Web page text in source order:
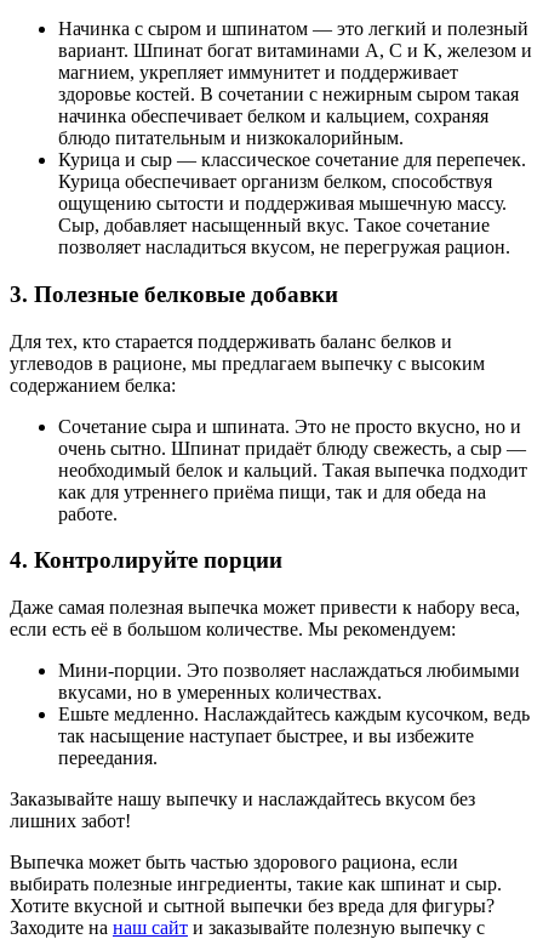
Начинка с сыром и шпинатом — это легкий и полезный
вариант. Шпинат богат витаминами A, C и K, железом и
магнием, укрепляет иммунитет и поддерживает
здоровье костей. В сочетании с нежирным сыром такая
начинка обеспечивает белком и кальцием, сохраняя
блюдо питательным и низкокалорийным.
Курица и сыр — классическое сочетание для перепечек.
Курица обеспечивает организм белком, способствуя
ощущению сытости и поддерживая мышечную массу.
Сыр, добавляет насыщенный вкус. Такое сочетание
позволяет насладиться вкусом, не перегружая рацион.
3. Полезные белковые добавки
Для тех, кто старается поддерживать баланс белков и
углеводов в рационе, мы предлагаем выпечку с высоким
содержанием белка:
Сочетание сыра и шпината. Это не просто вкусно, но и
очень сытно. Шпинат придаёт блюду свежесть, а сыр —
необходимый белок и кальций. Такая выпечка подходит
как для утреннего приёма пищи, так и для обеда на
работе.
4. Контролируйте порции
Даже самая полезная выпечка может привести к набору веса,
если есть её в большом количестве. Мы рекомендуем:
Мини-порции. Это позволяет наслаждаться любимыми
вкусами, но в умеренных количествах.
Ешьте медленно. Наслаждайтесь каждым кусочком, ведь
так насыщение наступает быстрее, и вы избежите
переедания.
Заказывайте нашу выпечку и наслаждайтесь вкусом без
лишних забот!
Выпечка может быть частью здорового рациона, если
выбирать полезные ингредиенты, такие как шпинат и сыр.
Хотите вкусной и сытной выпечки без вреда для фигуры?
Заходите на наш сайт и заказывайте полезную выпечку с